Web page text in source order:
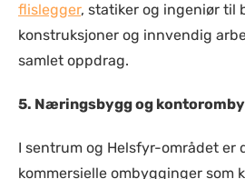
flislegger, statiker og ingeniør til
konstruksjoner og innvendig
samlet oppdrag.
5. Næringsbygg og
I sentrum og Helsfyr-området er
kommersielle ombygginger som